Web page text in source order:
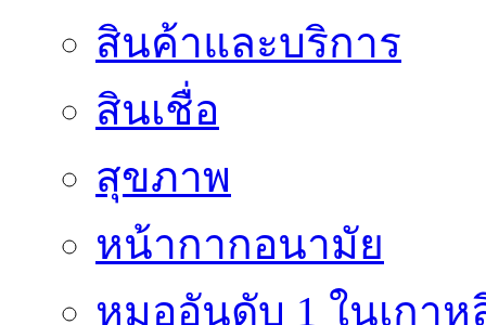
สินค้าและบริการ
สินเชื่อ
สุขภาพ
หน้ากากอนามัย
หมออันดับ 1 ในเกาห